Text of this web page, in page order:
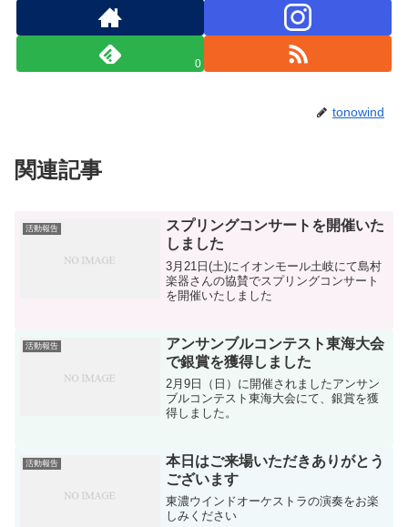
0
tonowind
関連記事
活動報告
スプリングコンサートを開催いた
しました
3月21日(土)にイオンモール土岐にて島村
楽器さんの協賛でスプリングコンサート
を開催いたしました
活動報告
アンサンブルコンテスト東海大会
で銀賞を獲得しました
2月9日（日）に開催されましたアンサン
ブルコンテスト東海大会にて、銀賞を獲
得しました。
活動報告
本日はご来場いただきありがとう
ございます
東濃ウインドオーケストラの演奏をお楽
しみください